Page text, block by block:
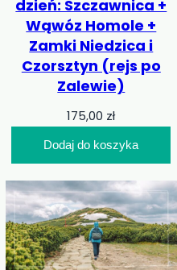
dzień: Szczawnica +
Wąwóz Homole +
Zamki Niedzica i
Czorsztyn (rejs po
Zalewie)
175,00 zł
Dodaj do koszyka